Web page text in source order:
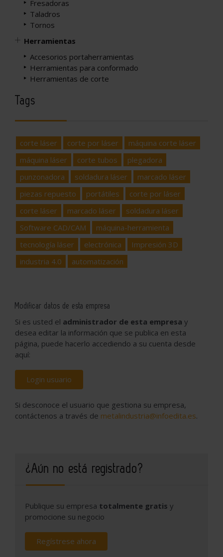
Fresadoras
Taladros
Tornos
Herramientas
Accesorios portaherramientas
Herramientas para conformado
Herramientas de corte
Tags
corte láser corte por láser
máquina corte láser
máquina láser
corte tubos
plegadora
punzonadora
soldadura láser
marcado láser
piezas repuesto
portátiles
corte por láser
corte láser
marcado láser
soldadura láser
Software CAD/CAM
máquina-herramienta
tecnología láser
electrónica
Impresión 3D
industria 4.0
automatización
Modificar datos de esta empresa
Si es usted el administrador de esta empresa y
desea editar la información que se publica en esta
página, puede hacerlo accediendo a su cuenta desde
aquí:
Login usuario
Si desconoce el usuario que gestiona su empresa,
contáctenos a través de metalindustria@infoedita.es.
¿Aún no está registrado?
Publique su empresa totalmente gratis y
promocione su negocio
Regístrese ahora